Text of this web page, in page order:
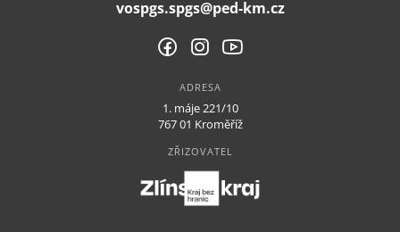
STŘEDNÍ ŠKOLA
vospgs.spgs@ped-km.cz
ADRESA
1. máje 221/10
767 01 Kroměříž
ZŘIZOVATEL